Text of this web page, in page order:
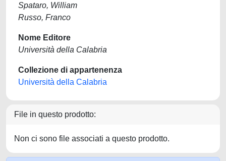
Spataro, William
Russo, Franco
Nome Editore
Università della Calabria
Collezione di appartenenza
Università della Calabria
File in questo prodotto:
Non ci sono file associati a questo prodotto.